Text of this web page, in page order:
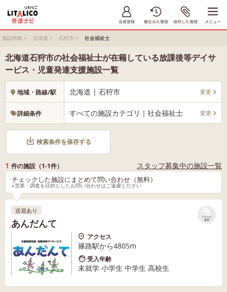
施設情報 > 北海道 > 石狩市 > 社会福祉士
北海道石狩市の社会福祉士が在籍している放課後等デイサ
ービス・児童発達支援施設一覧
地域・路線/駅 北海道 | 石狩市 変更
詳細条件 すべての施設カテゴリ｜社会福祉士 変更
検索条件を保存する
1 件の施設（1-1件） スタッフ募集中の施設一覧
チェックした施設にまとめて問い合わせ（無料）
※営業・調査を目的としたお問い合わせはご遠慮ください
リストに
保存
送迎あり
あんだんて
アクセス
篠路駅から4805m
受入年齢
未就学 小学生 中学生 高校生